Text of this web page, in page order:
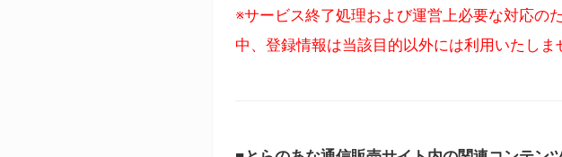
※サービス終了処理および運営上必要な対応の
中、登録情報は当該目的以外には利用いたしま